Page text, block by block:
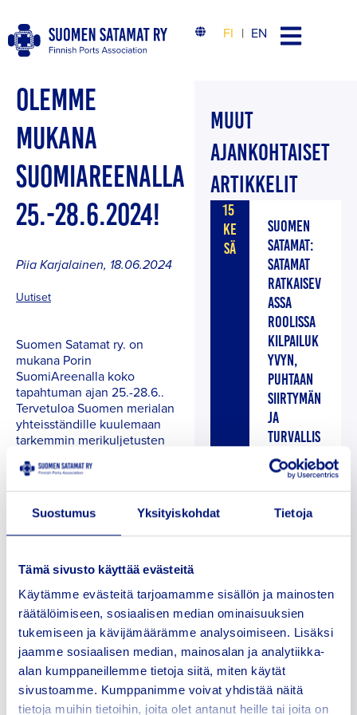
Suostumus Yksityiskohdat Tietoja
Tämä sivusto käyttää evästeitä
Käytämme evästeitä tarjoamamme sisällön ja mainosten
räätälöimiseen, sosiaalisen median ominaisuuksien
tukemiseen ja kävijämäärämme analysoimiseen. Lisäksi
jaamme sosiaalisen median, mainosalan ja analytiikka-
alan kumppaneillemme tietoja siitä, miten käytät
sivustoamme. Kumppanimme voivat yhdistää näitä
tietoja muihin tietoihin, joita olet antanut heille tai joita on
FI EN
OLEMME
MUKANA
SUOMIAREENALLA
25.-28.6.2024!
Piia Karjalainen, 18.06.2024
Uutiset
Suomen Satamat ry. on
mukana Porin
SuomiAreenalla koko
tapahtuman ajan 25.-28.6..
Tervetuloa Suomen merialan
yhteisständille kuulemaan
tarkemmin merikuljetusten
ulkomaankaupan kuin
huoltovarmuuden osalta
monipuolisista
uramahdollisuuksista.
puolestaan vie innovatiivisia
maailmalle.
Löydät meidät
SuomiAreenan
Kansalaistorilta (paikka 21).
Lisäksi järjestämme
vierailumahdollisuuden Porin
satamaan aamupäivällä 27.6..
MUUT
AJANKOHTAISET
ARTIKKELIT
15
KE
SÄ
SUOMEN
SATAMAT:
SATAMAT
RATKAISEV
ASSA
ROOLISSA
KILPAILUK
YVYN,
PUHTAAN
SIIRTYMÄN
JA
TURVALLIS
UUDEN
KANNALTA
Uutiset
08
O
LUONNOS
JA
SIIRTYMÄ
POIKKEUS
OLOIHIN –
SATAMASE
KTORIN